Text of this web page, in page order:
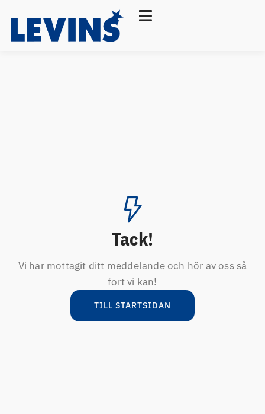
Tack!
Vi har mottagit ditt meddelande och hör av oss så
fort vi kan!
TILL STARTSIDAN